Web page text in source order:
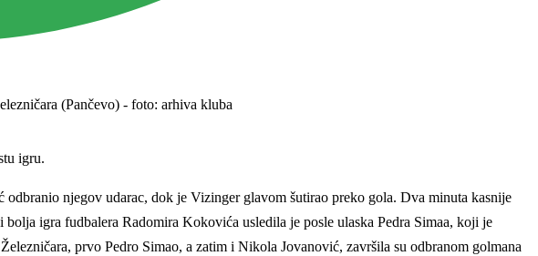
(Pančevo) - foto: arhiva kluba
igru.
njegov udarac, dok je Vizinger glavom šutirao preko gola. Dva minuta kasnije
igra fudbalera Radomira Kokovića usledila je posle ulaska Pedra Simaa, koji je
prvo Pedro Simao, a zatim i Nikola Jovanović, završila su odbranom golmana